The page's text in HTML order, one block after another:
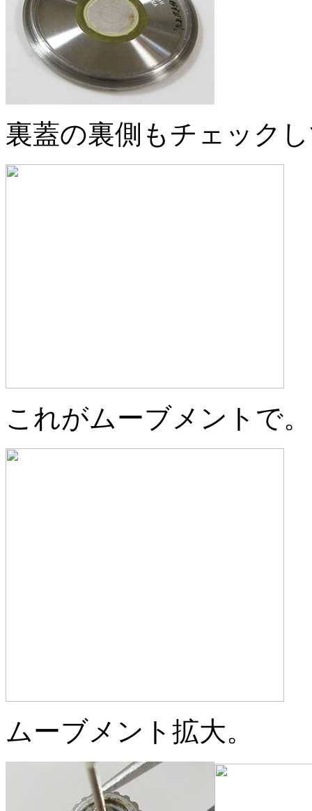
裏蓋の裏側もチェック
これがムーブメントで。
ムーブメント拡大。